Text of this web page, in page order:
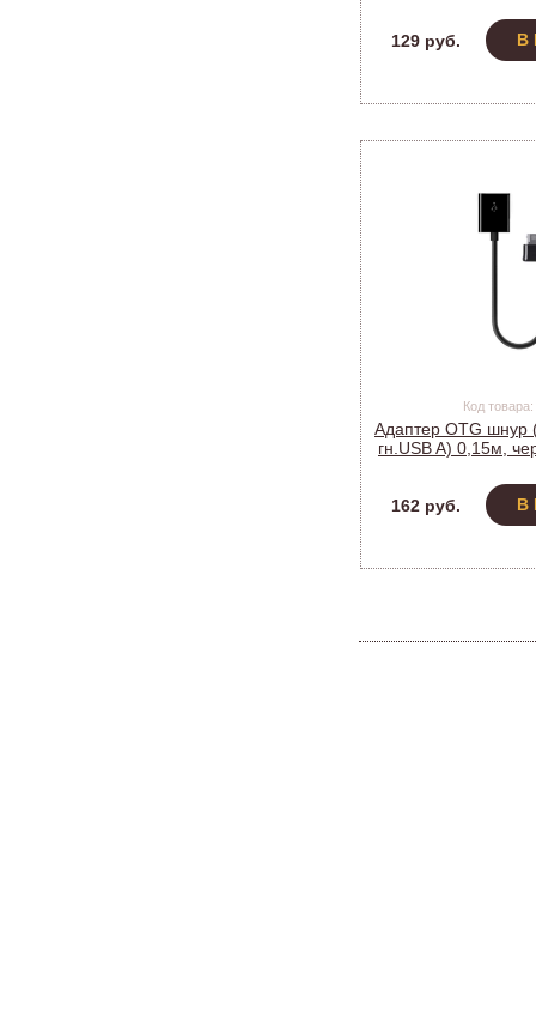
129 руб.
В
Код
Адаптер OTG шнур
гн.USB A) 0,15м,
162 руб.
В